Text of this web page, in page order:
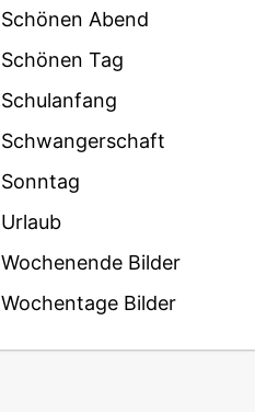
Schönen Abend
Schönen Tag
Schulanfang
Schwangerschaft
Sonntag
Urlaub
Wochenende Bilder
Wochentage Bilder